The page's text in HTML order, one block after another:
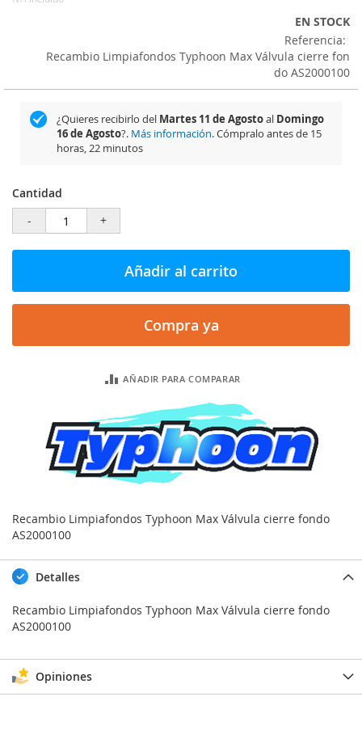
EN STOCK
Referencia
Recambio Limpiafondos Typhoon Max Válvula cierre fon
do AS2000100
¿Quieres recibirlo del Martes 11 de Agostoal Domingo
16 de Agosto?. Más información. Cómpralo antes de 15
horas, 22 minutos
Cantidad
-
+
Añadir al carrito
Compra ya
AÑADIR PARA COMPARAR
Recambio Limpiafondos Typhoon Max Válvula cierre fondo
AS2000100
Detalles
Recambio Limpiafondos Typhoon Max Válvula cierre fondo
AS2000100
Opiniones